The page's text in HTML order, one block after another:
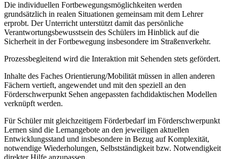
Die individuellen Fortbewegungsmöglichkeiten werden
grundsätzlich in realen Situationen gemeinsam mit dem Lehrer
erprobt. Der Unterricht unterstützt damit das persönliche
Verantwortungsbewusstsein des Schülers im Hinblick auf die
Sicherheit in der Fortbewegung insbesondere im Straßenverkehr.
Prozessbegleitend wird die Interaktion mit Sehenden stets gefördert.
Inhalte des Faches Orientierung/Mobilität müssen in allen anderen
Fächern vertieft, angewendet und mit den speziell an den
Förderschwerpunkt Sehen angepassten fachdidaktischen Modellen
verknüpft werden.
Für Schüler mit gleichzeitigem Förderbedarf im Förderschwerpunkt
Lernen sind die Lernangebote an den jeweiligen aktuellen
Entwicklungsstand und insbesondere in Bezug auf Komplexität,
notwendige Wiederholungen, Selbstständigkeit bzw. Notwendigkeit